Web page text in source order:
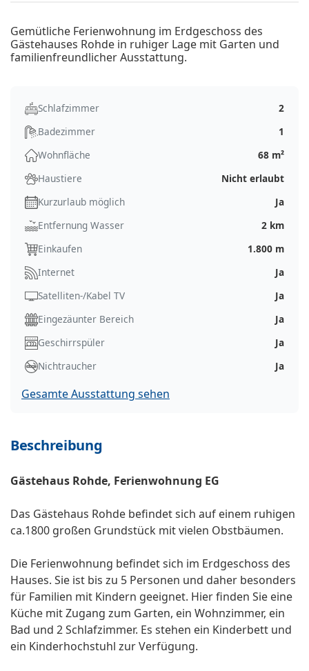
Gemütliche Ferienwohnung im Erdgeschoss des
Gästehauses Rohde in ruhiger Lage mit Garten und
familienfreundlicher Ausstattung.
Schlafzimmer
2
Badezimmer
1
Wohnfläche
68 m²
Haustiere
Nicht erlaubt
Kurzurlaub möglich
Ja
Entfernung Wasser
2 km
Einkaufen
1.800 m
Internet
Ja
Satelliten-/Kabel TV
Ja
Eingezäunter Bereich
Ja
Geschirrspüler
Ja
Nichtraucher
Ja
Gesamte Ausstattung sehen
Beschreibung
Gästehaus Rohde, Ferienwohnung EG
Das Gästehaus Rohde befindet sich auf einem ruhigen
ca.1800 großen Grundstück mit vielen Obstbäumen.
Die Ferienwohnung befindet sich im Erdgeschoss des
Hauses. Sie ist bis zu 5 Personen und daher besonders
für Familien mit Kindern geeignet. Hier finden Sie eine
Küche mit Zugang zum Garten, ein Wohnzimmer, ein
Bad und 2 Schlafzimmer. Es stehen ein Kinderbett und
ein Kinderhochstuhl zur Verfügung.